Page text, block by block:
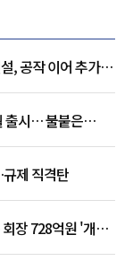
, 공작 이어 추가
출시… 불붙은
제 직격탄
장 728억원 '개인